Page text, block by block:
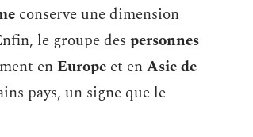
conserve une dimension
le groupe des personnes
en Europe et enAsie de
pays, un signe que le